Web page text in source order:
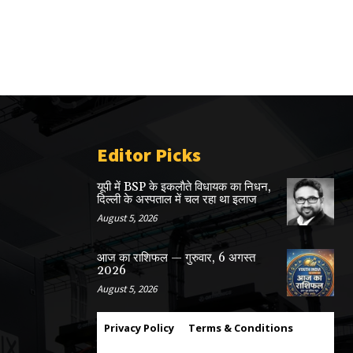
Editor Picks
यूपी में BSP के इकलाैते विधायक का निधन,
दिल्ली के अस्पताल में चल रहा था इलाज
August 5, 2026
आज का राशिफल — गुरुवार, 6 अगस्त
2026
August 5, 2026
Privacy Policy Terms & Conditions